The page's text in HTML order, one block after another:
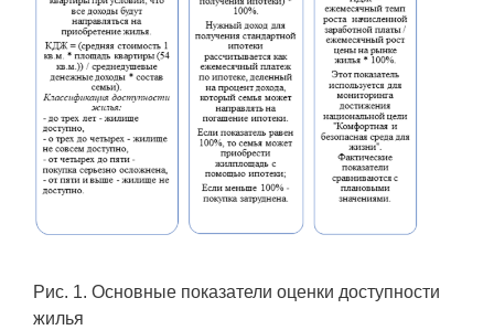
Рис. 1. Основные показатели оценки доступности
жилья